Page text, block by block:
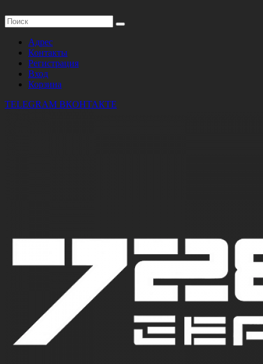
Адрес
Контакты
Регистрация
Вход
Корзина
TELEGRAM ВКОНТАКТЕ